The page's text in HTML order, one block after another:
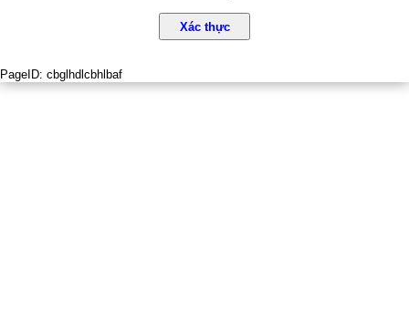
Xác thực
PageID: cbglhdlcbhlbaf